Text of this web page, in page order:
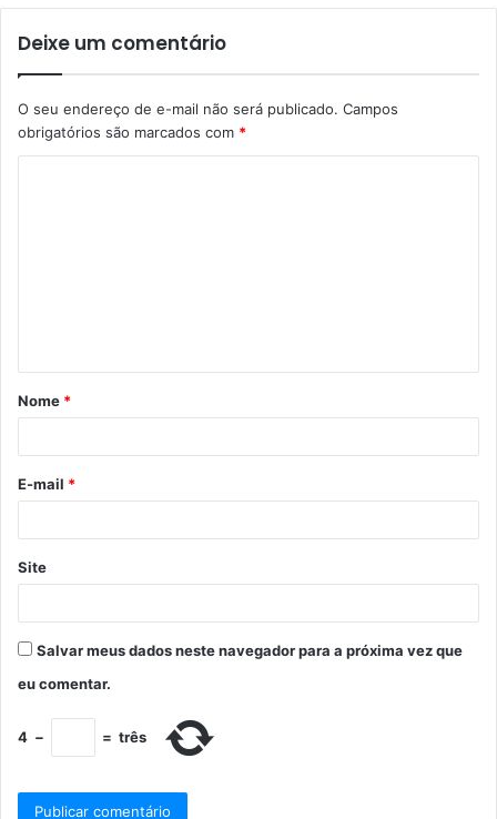
Deixe um comentário
O seu endereço de e-mail não será publicado. Campos
obrigatórios são marcados com *
Nome *
E-mail *
Site
Salvar meus dados neste navegador para a próxima vez que
eu comentar.
4 − = três